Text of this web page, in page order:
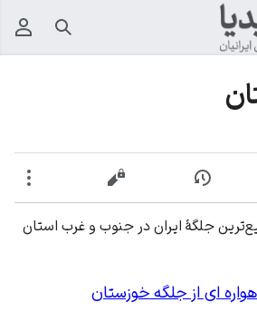
جستجو
نمایش تاریخچهنمایش مبدأ
جلگۀ ایران در جنوب و غرب استان
ای از جلگه خوزستان